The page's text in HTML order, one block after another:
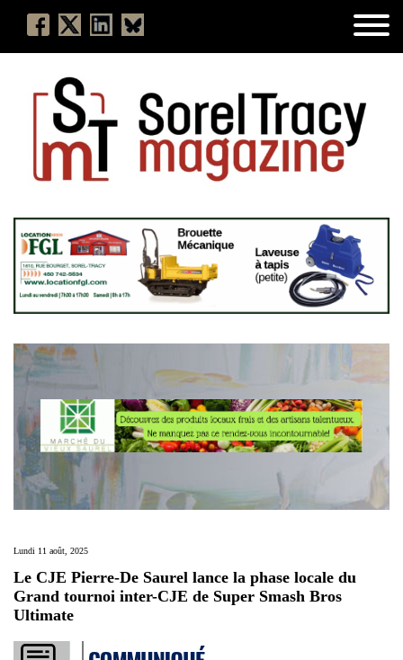
Lundi 11 août, 2025
Le CJE Pierre-De Saurel lance la phase locale du
Grand tournoi inter-CJE de Super Smash Bros
Ultimate